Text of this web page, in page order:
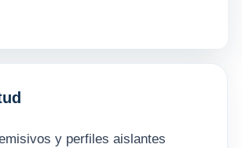
y perfiles aislantes